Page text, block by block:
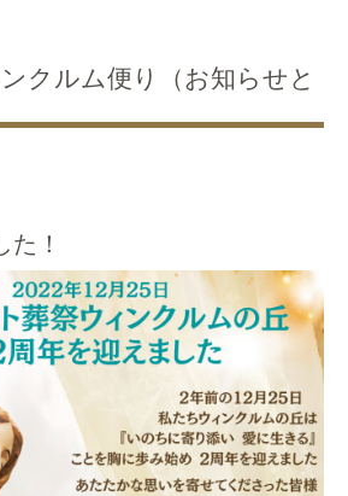
クルム便り（お知らせと
た！